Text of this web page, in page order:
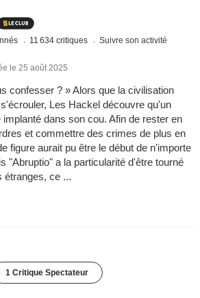
11 634 critiques Suivre son activité
le 25 août 2025
confesser ? » Alors que la civilisation
Les Hackel découvre qu'un
dans son cou. Afin de rester en
et commettre des crimes de plus en
figure aurait pu être le début de n'importe
"Abruptio" a la particularité d'être tourné
étranges, ce ...
1 Critique Spectateur